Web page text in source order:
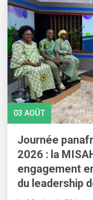
03 AOÛT
Journée
2026 : la
engagement
du leadership